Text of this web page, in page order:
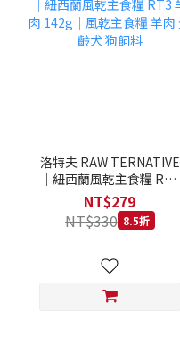
洛特夫 RAW TERNATIVE
｜紐西蘭風乾主食糧 RT3
羊肉 142g｜風乾主食糧 羊
肉 全齡犬 狗飼料
NT$279
NT$330 8.5折